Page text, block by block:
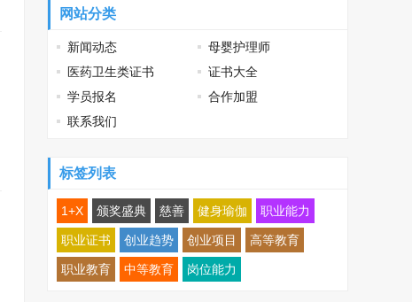
网站分类
新闻动态
母婴护理师
医药卫生类证书
证书大全
学员报名
合作加盟
联系我们
标签列表
1+X 颁奖盛典 慈善 健身瑜伽 职业能力
职业证书 创业趋势 创业项目 高等教育
职业教育 中等教育 岗位能力